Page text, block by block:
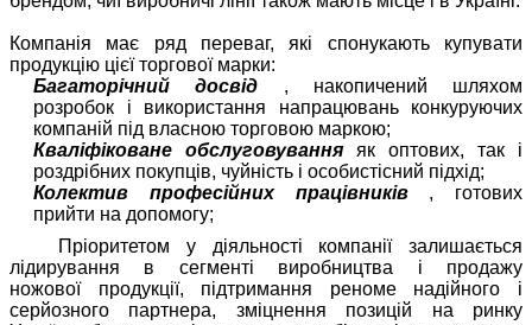
Компанія має ряд переваг, які спонукають купувати
продукцію цієї торгової марки:
Багаторічний досвід , накопичений шляхом
розробок і використання напрацювань конкуруючих
компаній під власною торговою маркою;
Кваліфіковане обслуговування як оптових, так і
роздрібних покупців, чуйність і особистісний підхід;
Колектив професійних працівників, готових
прийти на допомогу;
Пріоритетом у діяльності компанії залишається
лідирування в сегменті виробництва і продажу
ножової продукції, підтримання реноме надійного і
серйозного партнера, зміцнення позицій на ринку